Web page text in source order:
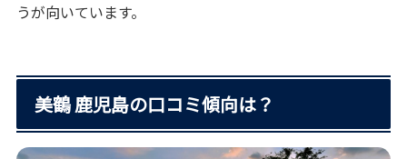
うが向いています。
美鶴 鹿児島の口コミ傾向は？